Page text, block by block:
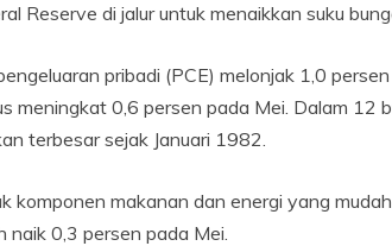
Reserve di jalur untuk menaikkan suku
pribadi (PCE) melonjak 1,0
meningkat 0,6 persen pada Mei. Dalam 12
terbesar sejak Januari 1982.
komponen makanan dan energi yang
naik 0,3 persen pada Mei.